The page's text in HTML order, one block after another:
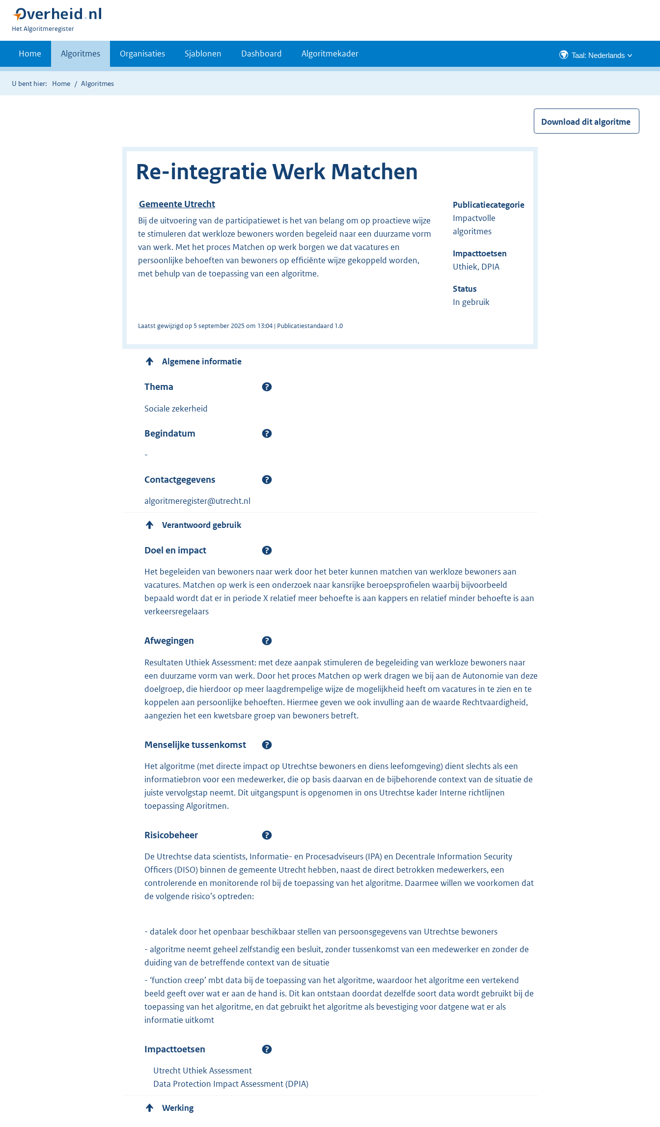
U
bent
Het Algoritmeregister
Home Algoritmes Organisaties Sjablonen Dashboard Algoritmekader Taal: Nederlands
U bent hier: Home Algoritmes
Download dit algoritme
Re-integratie Werk Matchen
Gemeente Utrecht
Bij de uitvoering van de participatiewet is het van belang om op proactieve wijze
te stimuleren dat werkloze bewoners worden begeleid naar een duurzame vorm
van werk. Met het proces Matchen op werk borgen we dat vacatures en
persoonlijke behoeften van bewoners op efficiënte wijze gekoppeld worden,
met behulp van de toepassing van een algoritme.
Laatst gewijzigd op 5 september 2025 om 13:04 | Publicatiestandaard 1.0
Publicatiecategorie
Impactvolle
algoritmes
Impacttoetsen
Uthiek, DPIA
Status
In gebruik
Algemene informatie
Thema
Sociale zekerheid
Begindatum
-
Contactgegevens
algoritmeregister@utrecht.nl
Verantwoord gebruik
Doel en impact
Het begeleiden van bewoners naar werk door het beter kunnen matchen van werkloze bewoners aan
vacatures. Matchen op werk is een onderzoek naar kansrijke beroepsprofielen waarbij bijvoorbeeld
bepaald wordt dat er in periode X relatief meer behoefte is aan kappers en relatief minder behoefte is aan
verkeersregelaars
Afwegingen
Resultaten Uthiek Assessment: met deze aanpak stimuleren de begeleiding van werkloze bewoners naar
een duurzame vorm van werk. Door het proces Matchen op werk dragen we bij aan de Autonomie van deze
doelgroep, die hierdoor op meer laagdrempelige wijze de mogelijkheid heeft om vacatures in te zien en te
koppelen aan persoonlijke behoeften. Hiermee geven we ook invulling aan de waarde Rechtvaardigheid,
aangezien het een kwetsbare groep van bewoners betreft.
Menselijke tussenkomst
Het algoritme (met directe impact op Utrechtse bewoners en diens leefomgeving) dient slechts als een
informatiebron voor een medewerker, die op basis daarvan en de bijbehorende context van de situatie de
juiste vervolgstap neemt. Dit uitgangspunt is opgenomen in ons Utrechtse kader Interne richtlijnen
toepassing Algoritmen.
Risicobeheer
De Utrechtse data scientists, Informatie- en Procesadviseurs (IPA) en Decentrale Information Security
Officers (DISO) binnen de gemeente Utrecht hebben, naast de direct betrokken medewerkers, een
controlerende en monitorende rol bij de toepassing van het algoritme. Daarmee willen we voorkomen dat
de volgende risico’s optreden:
- datalek door het openbaar beschikbaar stellen van persoonsgegevens van Utrechtse bewoners
- algoritme neemt geheel zelfstandig een besluit, zonder tussenkomst van een medewerker en zonder de
duiding van de betreffende context van de situatie
- ‘function creep’ mbt data bij de toepassing van het algoritme, waardoor het algoritme een vertekend
beeld geeft over wat er aan de hand is. Dit kan ontstaan doordat dezelfde soort data wordt gebruikt bij de
toepassing van het algoritme, en dat gebruikt het algoritme als bevestiging voor datgene wat er als
informatie uitkomt
Impacttoetsen
Utrecht Uthiek Assessment
Data Protection Impact Assessment (DPIA)
Werking